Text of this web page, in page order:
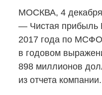
МОСКВА, 4
— Чистая прибыль
2017 года по
в годовом
898 миллионов
из отчета компании.